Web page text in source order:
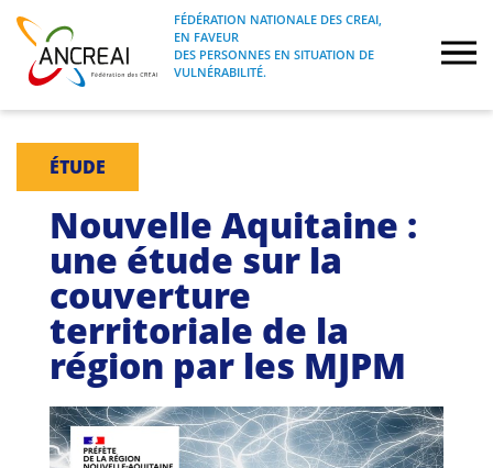
Skip
content
ANCREAI
FÉDÉRATION NATIONALE DES CREAI, EN
FAVEUR DES PERSONNES EN SITUATION
FÉDÉRATION NATIONALE DES CREAI,
EN FAVEUR
DES PERSONNES EN SITUATION DE
VULNÉRABILITÉ.
À propos
Journées nationales
Formations
Projets Fédéraux
Espace emploi
ÉTUDE
Nouvelle Aquitaine :
une étude sur la
couverture
territoriale de la
région par les MJPM